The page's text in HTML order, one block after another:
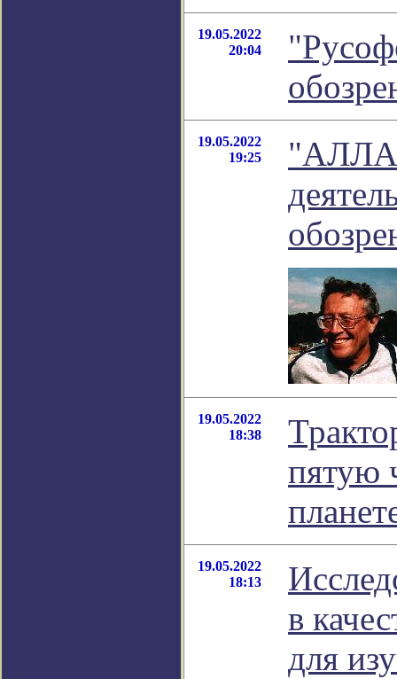
19.05.2022
20:04
19.05.2022
19:25
"АЛЛА
19.05.2022
18:38
пятую
19.05.2022
18:13
в
для